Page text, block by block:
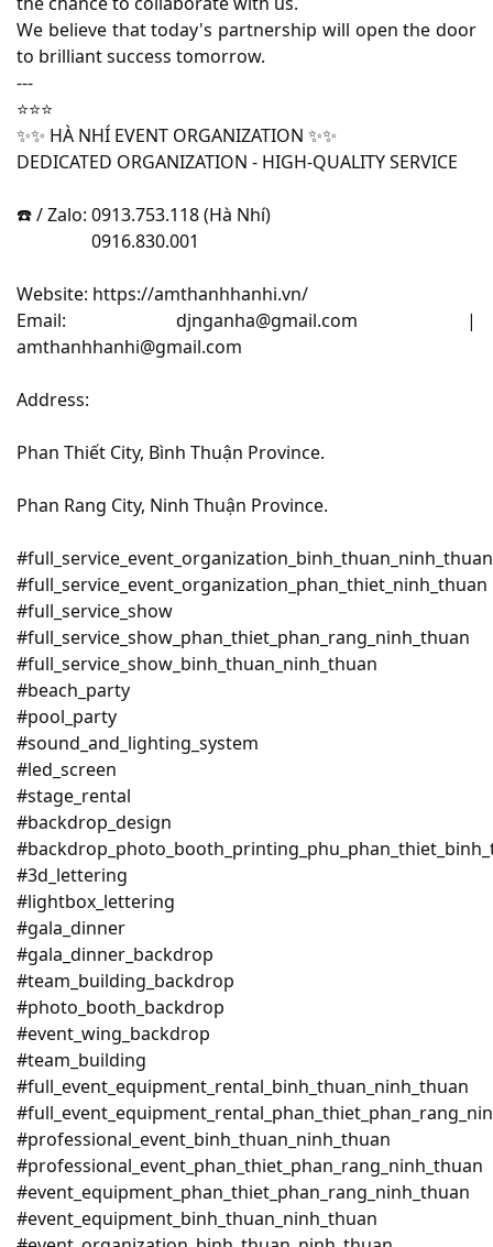
We believe that today's partnership will open the door
to brilliant success tomorrow.
---
⭐️⭐️⭐️
✨✨ HÀ NHÍ EVENT ORGANIZATION ✨✨
DEDICATED ORGANIZATION - HIGH-QUALITY SERVICE
☎️ / Zalo: 0913.753.118 (Hà Nhí)
0916.830.001
Website: https://amthanhhanhi.vn/
Email: djnganha@gmail.com |
amthanhhanhi@gmail.com
Address:
Phan Thiết City, Bình Thuận Province.
Phan Rang City, Ninh Thuận Province.
#full_service_event_organization_binh_thuan_ninh_thuan
#full_service_event_organization_phan_thiet_ninh_thuan
#full_service_show
#full_service_show_phan_thiet_phan_rang_ninh_thuan
#full_service_show_binh_thuan_ninh_thuan
#beach_party
#pool_party
#sound_and_lighting_system
#led_screen
#stage_rental
#backdrop_design
#3d_lettering
#lightbox_lettering
#gala_dinner
#gala_dinner_backdrop
#team_building_backdrop
#photo_booth_backdrop
#event_wing_backdrop
#team_building
#full_event_equipment_rental_binh_thuan_ninh_thuan
#professional_event_binh_thuan_ninh_thuan
#professional_event_phan_thiet_phan_rang_ninh_thuan
#event_equipment_phan_thiet_phan_rang_ninh_thuan
#event_equipment_binh_thuan_ninh_thuan